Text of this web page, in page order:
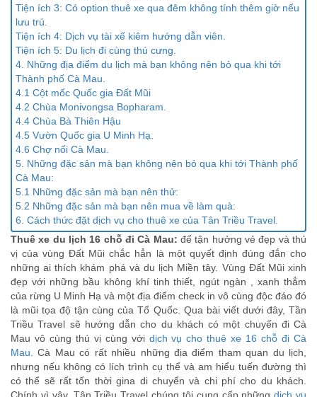
Tiện ích 3: Có option thuê xe qua đêm không tính thêm giờ nếu
lưu trú.
Tiện ích 4: Dịch vụ tài xế kiêm hướng dẫn viên.
Tiện ích 5: Du lịch đi cùng thú cưng.
4. Những địa điểm du lịch mà bạn không nên bỏ qua khi tới
Thành phố Cà Mau.
4.1 Cột mốc Quốc gia Đất Mũi
4.2 Chùa Monivongsa Bopharam.
4.4 Chùa Bà Thiên Hậu
4.5 Vườn Quốc gia U Minh Hạ.
4.6 Chợ nổi Cà Mau.
5. Những đặc sản mà bạn không nên bỏ qua khi tới Thành phố
Cà Mau:
5.1 Những đặc sản mà bạn nên thử:
5.2 Những đặc sản mà bạn nên mua về làm quà:
6. Cách thức đặt dịch vụ cho thuê xe của Tân Triều Travel.
Thuê xe du lịch 16 chỗ đi Cà Mau: để tận hưởng vẻ đẹp và thú
vị của vùng Đất Mũi chắc hẳn là một quyết định đúng đắn cho
những ai thích khám phá và du lịch Miền tây. Vùng Đất Mũi xinh
đẹp với những bầu không khí tinh thiết, ngút ngàn , xanh thẳm
của rừng U Minh Hạ và một địa điểm check in vô cùng độc đáo đó
là mũi tọa độ tận cùng của Tổ Quốc. Qua bài viết dưới đây, Tần
Triều Travel sẽ hướng dẫn cho du khách có một chuyến đi Cà
Mau vô cùng thú vị cùng với dịch vụ cho thuê xe 16 chỗ đi Cà
Mau . Cà Mau có rất nhiều những địa điểm tham quan du lịch,
nhưng nếu không có lích trình cụ thể và am hiểu tuến đường thì
có thể sẽ rất tốn thời gina di chuyển và chi phí cho du khách.
Chính vì vậy, Tân Triều Travel chúng tôi cung cấp nhữngdịch vụ